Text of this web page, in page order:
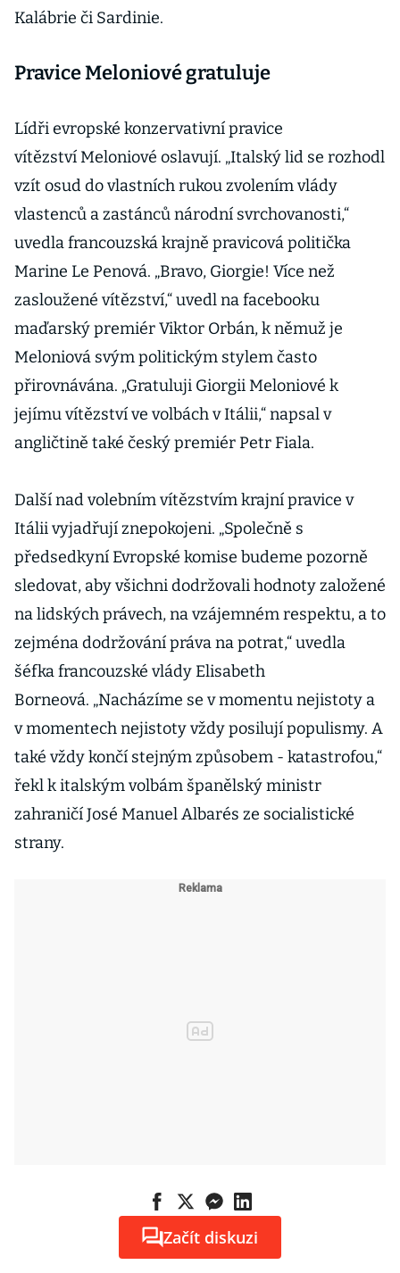
Kalábrie či Sardinie.
Pravice Meloniové gratuluje
Lídři evropské konzervativní pravice
vítězství Meloniové oslavují. „Italský lid se rozhodl
vzít osud do vlastních rukou zvolením vlády
vlastenců a zastánců národní svrchovanosti,“
uvedla francouzská krajně pravicová politička
Marine Le Penová. „Bravo, Giorgie! Více než
zasloužené vítězství,“ uvedl na facebooku
maďarský premiér Viktor Orbán, k němuž je
Meloniová svým politickým stylem často
přirovnávána. „Gratuluji Giorgii Meloniové k
jejímu vítězství ve volbách v Itálii,“ napsal v
angličtině také český premiér Petr Fiala.
Další nad volebním vítězstvím krajní pravice v
Itálii vyjadřují znepokojeni. „Společně s
předsedkyní Evropské komise budeme pozorně
sledovat, aby všichni dodržovali hodnoty založené
na lidských právech, na vzájemném respektu, a to
zejména dodržování práva na potrat,“ uvedla
šéfka francouzské vlády Elisabeth
Borneová. „Nacházíme se v momentu nejistoty a
v momentech nejistoty vždy posilují populismy. A
také vždy končí stejným způsobem - katastrofou,“
řekl k italským volbám španělský ministr
zahraničí José Manuel Albarés ze socialistické
strany.
Začít diskuzi